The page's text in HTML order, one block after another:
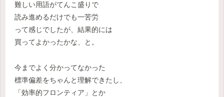
難しい用語がてんこ盛りで
読み進めるだけでも一苦労
って感じでしたが、結果的には
買ってよかったかな、と。
今までよく分かってなかった
標準偏差をちゃんと理解できたし、
「効率的フロンティア」とか